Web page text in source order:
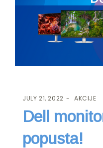
JULY 21, 2022 AKCIJE
Dell
popusta!